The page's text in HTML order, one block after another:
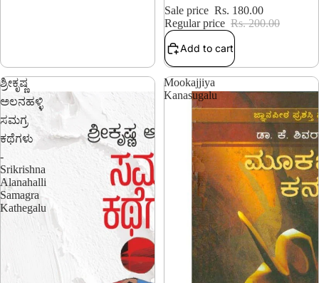
Sale price Rs. 180.00
Regular price Rs. 200.00
Add to cart
ಶ್ರೀಕೃಷ್ಣ
ಅಲನಹಳ್ಳಿ
ಸಮಗ್ರ
ಕಥೆಗಳು
-
Srikrishna
Alanahalli
Samagra
Kathegalu
Mookajjiya
Kanasugalu